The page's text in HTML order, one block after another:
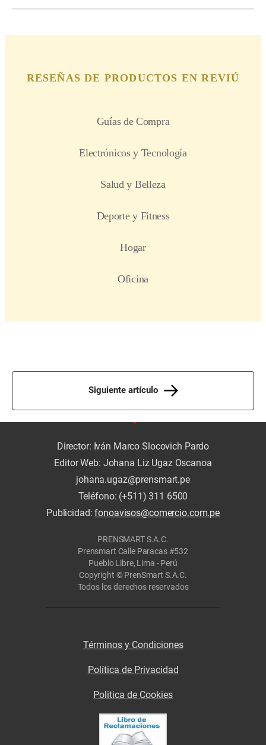
Siguiente artículo
Director: Iván Marco Slocovich Pardo
Editor Web: Johana Liz Ugaz Oscanoa
johana.ugaz@prensmart.pe
Teléfono: (+511) 311 6500
Publicidad:fonoavisos@comercio.com.pe
PRENSMART S.A.C.
Prensmart Calle Paracas #532
Pueblo Libre, Lima - Perú
Copyright © PrenSmart S.A.C.
Todos los derechos reservados
Términos y Condiciones
Política de Privacidad
Politica de Cookies